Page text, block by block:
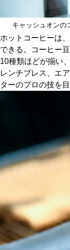
キャッシュオンの
ホットコーヒーは
できる。コーヒー
10種類ほどが揃い
レンチプレス、エ
ターのプロの技を